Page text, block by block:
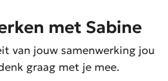
met Sabine
van jouw samenwerking jou
graag met je mee.